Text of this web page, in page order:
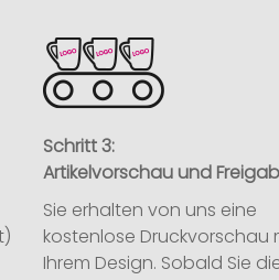
Schritt 3:
Artikelvorschau und
Sie erhalten von uns eine
kostenlose Druckvorschau
Ihrem Design. Sobald Sie